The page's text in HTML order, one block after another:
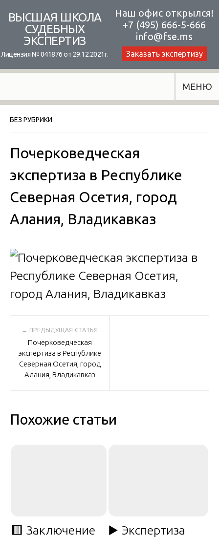
content
ВЫСШАЯ ШКОЛА
СУДЕБНЫХ
ЭКСПЕРТИЗ
Лицензия № 041876 от 29.12.2021г.
Наш офис открылся!
+7 (495) 666-5-666
info@fse.ms
Заказать экспертизу
МЕНЮ
БЕЗ РУБРИКИ
Почерковедческая
экспертиза в Республике
Северная Осетия, город
Алания, Владикавказ
Навигация
по
записям
Почерковедческая
экспертиза в Республике
Северная Осетия, город
Алания, Владикавказ
Похожие статьи
🟥 Заключение
▶️ Экспертиза